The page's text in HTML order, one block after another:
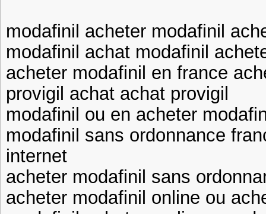
modafinil acheter modafinil
modafinil achat modafinil
acheter modafinil en france
provigil achat achat provigil
modafinil ou en acheter
modafinil sans ordonnance
internet
acheter modafinil sans
acheter modafinil online ou